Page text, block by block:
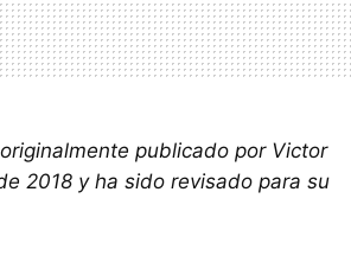
publicado por Victor
2018 y ha sido revisado para su